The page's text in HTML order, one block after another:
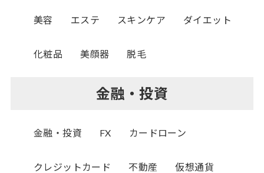
美容 エステ スキンケア ダイエット
化粧品 美顔器 脱毛
金融・投資
金融・投資 FX カードローン
クレジットカード 不動産 仮想通貨